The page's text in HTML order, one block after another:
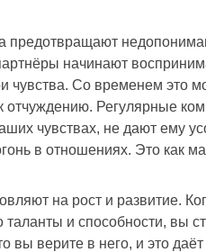
предотвращают
начинают
чувства. Со временем это
отчуждению. Регулярные
чувствах, не дают ему
в отношениях. Это как
на рост и развитие.
таланты и способности, вы
вы верите в него, и это